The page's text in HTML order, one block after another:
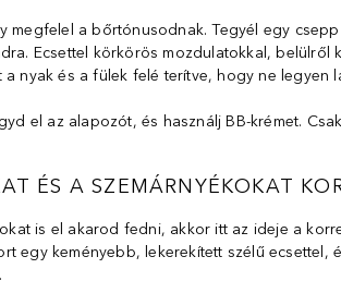
megfelel a bőrtónusodnak. Tegyél egy
Ecsettel körkörös mozdulatokkal,
nyak és a fülek felé terítve, hogy ne legyen
el az alapozót, és használj BB-krémet.
ÉS A SZEMÁRNYÉKOKAT
is el akarod fedni, akkor itt az ideje a
egy keményebb, lekerekített szélű